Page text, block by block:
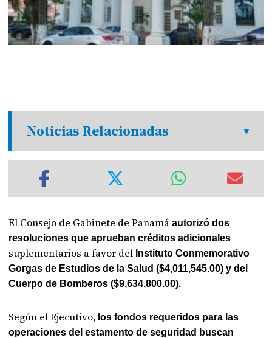
Noticias Relacionadas
El Consejo de Gabinete de Panamá autorizó dos
resoluciones que aprueban créditos adicionales
suplementarios a favor del Instituto Conmemorativo
Gorgas de Estudios de la Salud ($4,011,545.00) y del
Cuerpo de Bomberos ($9,634,800.00).
Según el Ejecutivo, los fondos requeridos para las
operaciones del estamento de seguridad buscan